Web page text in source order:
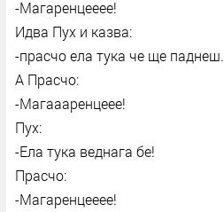
-Магаренцееее!
Идва Пух и казва:
-прасчо ела тука че ще паднеш.
А Прасчо:
-Магаааренцеее!
Пух:
-Ела тука веднага бе!
Прасчо:
-Магаренцееее!